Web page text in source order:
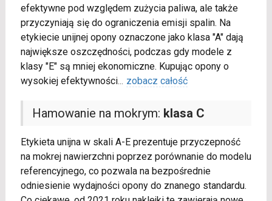
efektywne pod względem zużycia paliwa, ale także
przyczyniają się do ograniczenia emisji spalin. Na
etykiecie unijnej opony oznaczone jako klasa "A" dają
największe oszczędności, podczas gdy modele z
klasy "E" są mniej ekonomiczne. Kupując opony o
wysokiej efektywności... zobacz całość
Hamowanie na mokrym: klasa C
Etykieta unijna w skali A-E prezentuje przyczepność
na mokrej nawierzchni poprzez porównanie do modelu
referencyjnego, co pozwala na bezpośrednie
odniesienie wydajności opony do znanego standardu.